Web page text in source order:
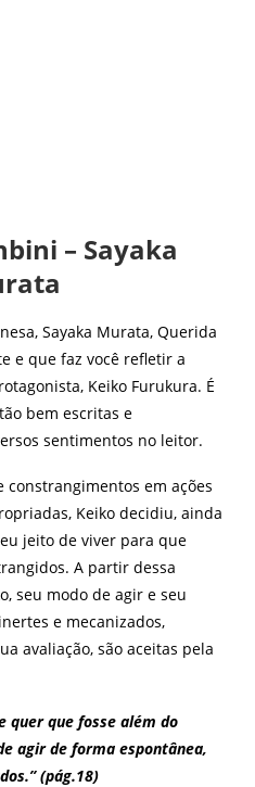
– Sayaka
Sayaka Murata, Querida
e que faz você refletir a
Keiko Furukura. É
bem escritas e
sentimentos no leitor.
constrangimentos em ações
Keiko decidiu, ainda
jeito de viver para que
A partir dessa
seu modo de agir e seu
e mecanizados,
avaliação, são aceitas pela
quer que fosse além do
agir de forma espontânea,
(pág.18)